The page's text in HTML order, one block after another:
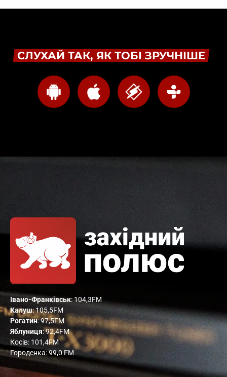
СЛУХАЙ ТАК, ЯК ТОБІ ЗРУЧНІШЕ
Івано-Франківськ: 104,3FM
Калуш: 105,5FM
Рогатин: 97,5FM
Яблуниця: 92,4FM
Косів: 101,4FM
Городенка: 99,0 FM